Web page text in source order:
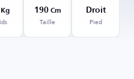
Kg 190Cm
Taille
Droit
Pied